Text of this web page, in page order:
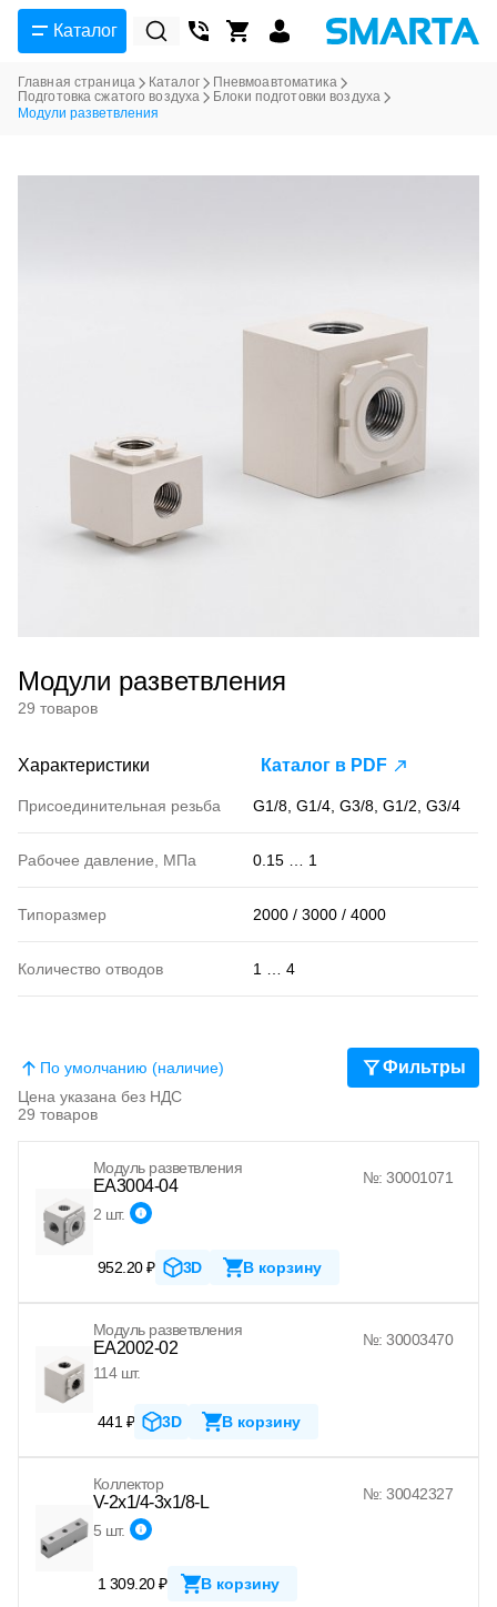
Каталог
Главная страница Каталог
Пневмоавтоматика
Подготовка сжатого воздуха
Блоки подготовки воздуха
Модули разветвления
Модули разветвления
29 товаров
Характеристики Каталог в PDF
Присоединительная резьба G1/8, G1/4, G3/8, G1/2, G3/4
Рабочее давление, МПа 0.15 … 1
Типоразмер 2000 / 3000 / 4000
Количество отводов 1 … 4
29 товаров
Цена указана без НДС
По умолчанию (наличие) Фильтры
Модуль разветвления
EA3004-04 №: 30001071
2 шт.
952.20 ₽ 3D В корзину
Модуль разветвления
EA2002-02
№: 30003470
114 шт.
441 ₽ 3D В корзину
Коллектор
V-2x1/4-3x1/8-L №: 30042327
5 шт.
1 309.20 ₽ В корзину